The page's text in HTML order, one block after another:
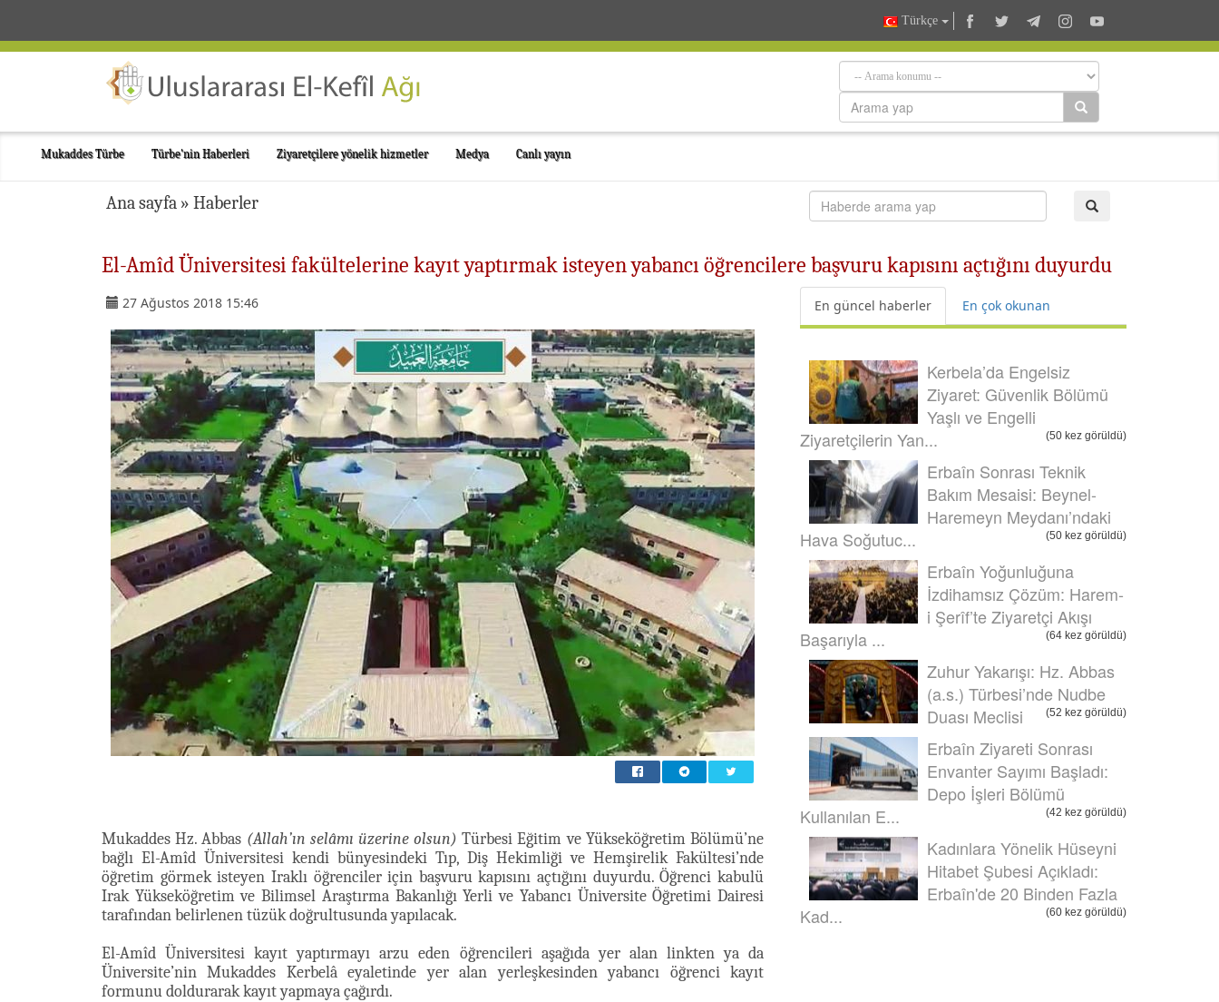
Türkçe
Mukaddes Türbe Türbe'nin Haberleri Ziyaretçilere yönelik hizmetler Medya Canlı yayın
Ana sayfa » Haberler
El-Amîd Üniversitesi fakültelerine kayıt yaptırmak isteyen yabancı öğrencilere başvuru kapısını açtığını duyurdu
27 Ağustos 2018 15:46
Mukaddes Hz. Abbas (Allah’ın selâmı üzerine olsun) Türbesi Eğitim ve Yükseköğretim Bölümü’ne
bağlı El-Amîd Üniversitesi kendi bünyesindeki Tıp, Diş Hekimliği ve Hemşirelik Fakültesi’nde
öğretim görmek isteyen Iraklı öğrenciler için başvuru kapısını açtığını duyurdu. Öğrenci kabulü
Irak Yükseköğretim ve Bilimsel Araştırma Bakanlığı Yerli ve Yabancı Üniversite Öğretimi Dairesi
tarafından belirlenen tüzük doğrultusunda yapılacak.
El-Amîd Üniversitesi kayıt yaptırmayı arzu eden öğrencileri aşağıda yer alan linkten ya da
Üniversite’nin Mukaddes Kerbelâ eyaletinde yer alan yerleşkesinden yabancı öğrenci kayıt
formunu doldurarak kayıt yapmaya çağırdı.
En güncel haberler En çok okunan
Kerbela’da Engelsiz
Ziyaret: Güvenlik Bölümü
Yaşlı ve Engelli
Ziyaretçilerin Yan...
(50 kez görüldü)
Erbaîn Sonrası Teknik
Bakım Mesaisi: Beynel-
Haremeyn Meydanı’ndaki
Hava Soğutuc...
(50 kez görüldü)
Erbaîn Yoğunluğuna
İzdihamsız Çözüm: Harem-
i Şerîf’te Ziyaretçi Akışı
Başarıyla ...
(64 kez görüldü)
Zuhur Yakarışı: Hz. Abbas
(a.s.) Türbesi’nde Nudbe
Duası Meclisi
(52 kez görüldü)
Erbaîn Ziyareti Sonrası
Envanter Sayımı Başladı:
Depo İşleri Bölümü
Kullanılan E...
(42 kez görüldü)
Kadınlara Yönelik Hüseyni
Hitabet Şubesi Açıkladı:
Erbaîn'de 20 Binden Fazla
Kad...
(60 kez görüldü)